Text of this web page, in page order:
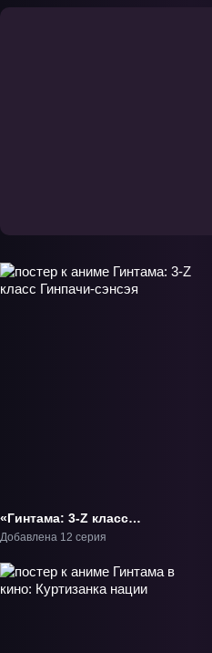
«Гинтама: 3-Z класс
Гинпачи-сэнсэя» ТВ-1
Добавлена 12 серия